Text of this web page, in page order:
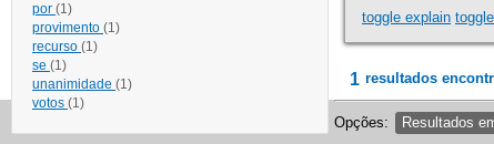
por (1)
provimento (1)
recurso (1)
se (1)
unanimidade (1)
votos (1)
toggle explain
1 resultados
Opções: Resultados